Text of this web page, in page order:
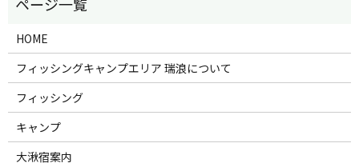
HOME
フィッシングキャンプエリア 瑞浪について
フィッシング
キャンプ
大湫宿案内